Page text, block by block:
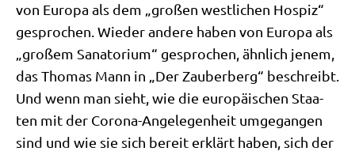
von Euro­pa als dem „gro­ßen west­li­chen Hos­piz“
gespro­chen. Wie­der ande­re haben von Euro­pa als
„gro­ßem Sana­to­ri­um“ gespro­chen, ähn­lich jenem,
das Tho­mas Mann in „Der Zau­ber­berg“ beschreibt.
Und wenn man sieht, wie die euro­päi­schen Staa­
ten mit der Coro­na-Ange­le­gen­heit umge­gan­gen
sind und wie sie sich bereit erklärt haben, sich der